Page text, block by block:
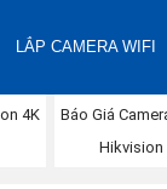
LẮP CAMERA WIFI
4K
Báo Giá
Hikvision